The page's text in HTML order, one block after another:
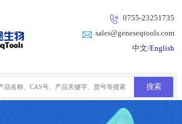
0755-23251735
sales@geneseqtools.com
中文/English